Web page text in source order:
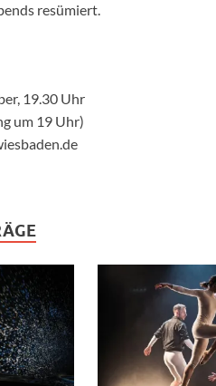
resümiert.
19.30 Uhr
um 19 Uhr)